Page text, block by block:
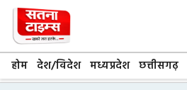
Skip
content
होम देश/विदेश मध्यप्रदेश छत्तीसगढ़